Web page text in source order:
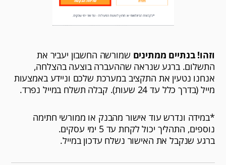
וזהו! בנתיים ממתינים שמורשה החשבון יעביר את
התשלום. ברגע שנראה שההעברה בוצעה בהצלחה,
אנחנו נטעין את התקציב במערכת שלכם וניידע באמצעות
מייל (בדרך כלל עד 24 שעות). קבלה תשלח במייל נפרד.
*במידה ונדרש עוד אישור מהבנק או ממורשי חתימה
נוספים, התהליך יכול לקחת עד 5 ימי עסקים.
ברגע שנקבל את האישור נשלח עדכון במייל.